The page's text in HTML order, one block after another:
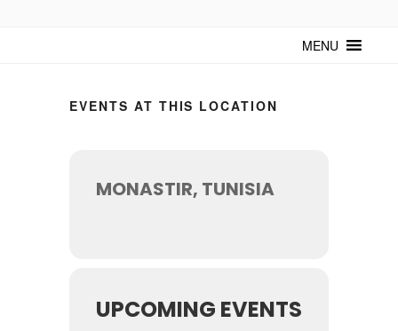
mantenerte actualizado sobre Cuba y sus artistas. Noticias, eventos y
MENU
EVENTS AT THIS LOCATION
MONASTIR, TUNISIA
UPCOMING EVENTS